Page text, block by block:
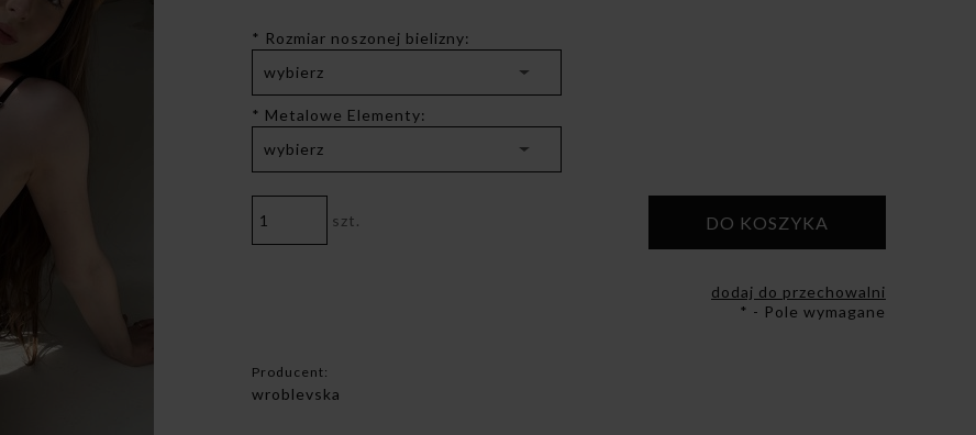
* Rozmiar noszonej bielizny:
* Metalowe Elementy:
szt. DO KOSZYKA
dodaj do przechowalni
* - Pole wymagane
Producent:
wroblevska